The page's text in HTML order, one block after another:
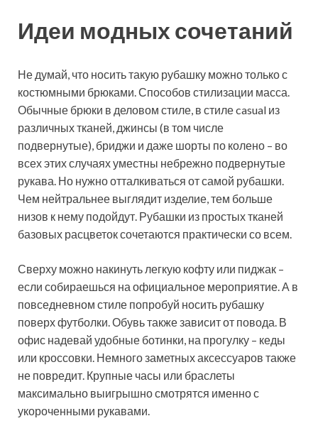
Идеи модных сочетаний
Не думай, что носить такую рубашку можно только с
костюмными брюками. Способов стилизации масса.
Обычные брюки в деловом стиле, в стиле casual из
различных тканей, джинсы (в том числе
подвернутые), бриджи и даже шорты по колено – во
всех этих случаях уместны небрежно подвернутые
рукава. Но нужно отталкиваться от самой рубашки.
Чем нейтральнее выглядит изделие, тем больше
низов к нему подойдут. Рубашки из простых тканей
базовых расцветок сочетаются практически со всем.
Сверху можно накинуть легкую кофту или пиджак –
если собираешься на официальное мероприятие. А в
повседневном стиле попробуй носить рубашку
поверх футболки. Обувь также зависит от повода. В
офис надевай удобные ботинки, на прогулку – кеды
или кроссовки. Немного заметных аксессуаров также
не повредит. Крупные часы или браслеты
максимально выигрышно смотрятся именно с
укороченными рукавами.